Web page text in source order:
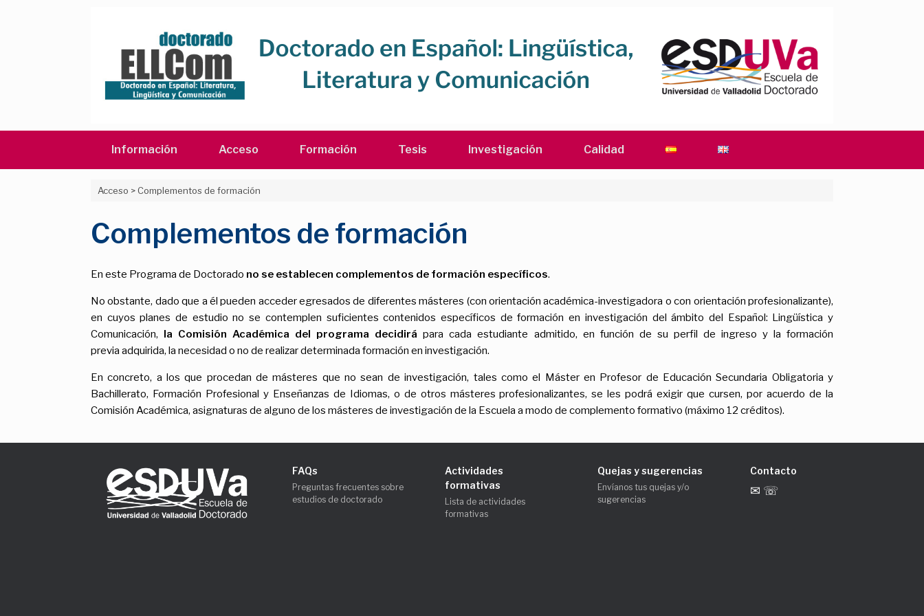
Información Acceso Formación Tesis Investigación Calidad
Acceso > Complementos de formación
Complementos de formación
En este Programa de Doctorado no se establecen complementos de formación específicos.
No obstante, dado que a él pueden acceder egresados de diferentes másteres (con orientación académica-investigadora o con orientación profesionalizante),
en cuyos planes de estudio no se contemplen suficientes contenidos específicos de formación en investigación del ámbito del Español: Lingüística y
Comunicación, la Comisión Académica del programa decidirá para cada estudiante admitido, en función de su perfil de ingreso y la formación
previa adquirida, la necesidad o no de realizar determinada formación en investigación.
En concreto, a los que procedan de másteres que no sean de investigación, tales como el Máster en Profesor de Educación Secundaria Obligatoria y
Bachillerato, Formación Profesional y Enseñanzas de Idiomas, o de otros másteres profesionalizantes, se les podrá exigir que cursen, por acuerdo de la
Comisión Académica, asignaturas de alguno de los másteres de investigación de la Escuela a modo de complemento formativo (máximo 12 créditos).
FAQs
Preguntas frecuentes sobre
estudios de doctorado
Actividades
formativas
Lista de actividades
formativas
Quejas y sugerencias
Envíanos tus quejas y/o
sugerencias
Contacto
✉ ☏